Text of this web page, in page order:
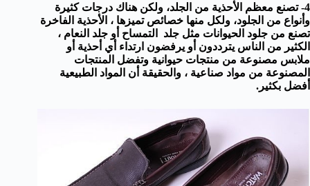
4- تصنع معظم الأحذية من الجلد، ولكن هناك درجات كثيرة
وأنواع من الجلود، ولكل منها خصائص تميزها ، الأحذية الفاخرة
تصنع من جلود الحيوانات مثل جلد التمساح أو جلد النعام ،
الكثير من الناس يترددون أو يرفضون ارتداء أي أحذية أو
ملابس مصنوعة من منتجات حيوانية وتفضل المنتجات
المصنوعة من مواد صناعية ، والحقيقة أن المواد الطبيعية
أفضل بكثير.